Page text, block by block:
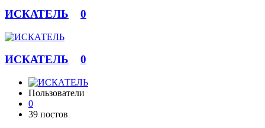
ИСКАТЕЛЬ 0
ИСКАТЕЛЬ 0
Пользователи
0
39 постов